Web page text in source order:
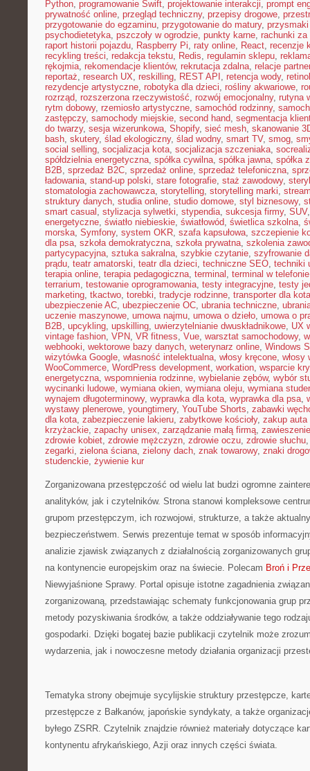
Python, programowanie Swift, projektowanie interakcji, prompt
prywatność online, przegląd techniczny, przepisy drogowe,
przygotowanie do egzaminu, przygotowanie do matury,
psychodietetyka, pszczoły w ogrodzie, punkty karne, rachunki za
raport historii pojazdu, Raspberry Pi, raty online, React, recenzje
recykling treści, redakcja tekstu, Redis, regulamin sklepu,
rękojmia, rekomendacje klientów, rekrutacja zdalna, relacje
reportaż, research UX, reskilling, REST API , retencja wody, retinol
rezydencje artystyczne, robotyka dla dzieci, rośliny akwariowe,
rozrząd, rozszerzona rzeczywistość, rozwój emocjonalny, rutyna
rytm dobowy, rzemiosło artystyczne, samochód rodzinny,
zastępczy, samochody miejskie, second hand, segmentacja
do twarzy, sesja wizerunkowa, Shopify, sieć mesh, skanowanie
bash, skutery, ślad ekologiczny, ślad wodny, smart TV, smog,
social selling, socjalizacja kota, socjalizacja szczeniaka,
spółdzielnia energetyczna, spółka cywilna, spółka jawna, spółka
B2B, sprzedaż B2C, sprzedaż online, sprzedaż telefoniczna,
ładowania, stand-up polski, stare fotografie, staż zawodowy,
stomatologia zachowawcza, storytelling, storytelling marki,
struktury danych, studia online, studio domowe, styl biznesowy,
smart casual , stylizacja sylwetki, stypendia, sukcesja firmy, SUV
energetyczne, światło niebieskie, światłowód, świetlica szkolna,
morska, Symfony, system OKR, szafa kapsułowa, szczepienie
dla psa, szkoła demokratyczna, szkoła prywatna, szkolenia
partycypacyjna, sztuka sakralna, szybkie czytanie, szyfrowanie
prądu, teatr amatorski, teatr dla dzieci, techniczne SEO, techniki
terapia online, terapia pedagogiczna, terminal , terminal w telefonie
terrarium, testowanie oprogramowania, testy integracyjne, testy
marketing, tkactwo, torebki, tradycje rodzinne, transporter dla kota
ubezpieczenie AC, ubezpieczenie OC, ubrania techniczne,
uczenie maszynowe, umowa najmu, umowa o dzieło, umowa o
B2B, upcykling, upskilling, uwierzytelnianie dwuskładnikowe, UX
vintage fashion, VPN, VR fitness, Vue, warsztat samochodowy,
webhooki, wektorowe bazy danych, weterynarz online, Windows
wizytówka Google, własność intelektualna, włosy kręcone, włosy
WooCommerce, WordPress development, workation, wsparcie
energetyczna, wspomnienia rodzinne, wybielanie zębów, wybór
wycinanki ludowe, wymiana okien, wymiana oleju, wymiana
wynajem długoterminowy, wyprawka dla kota, wyprawka dla psa,
wystawy plenerowe, youngtimery, YouTube Shorts, zabawki
dla kota, zabezpieczenie lakieru, zabytkowe kościoły, zakup auta
krzyżackie, zapachy unisex, zarządzanie małą firmą, zawieszenie
zdrowie kobiet, zdrowie mężczyzn, zdrowie oczu, zdrowie słuchu
zegarki, zielona ściana, zielony dach, znak towarowy, znaki
studenckie, żywienie kur
Zorganizowana przestępczość od wielu lat budzi ogromne
analityków, jak i czytelników. Strona stanowi kompleksowe
grupom przestępczym, ich rozwojowi, strukturze, a także
bezpieczeństwem. Serwis prezentuje temat w sposób
analizie zjawisk związanych z działalnością zorganizowanych
na kontynencie europejskim oraz na świecie. Polecam Broń i
Niewyjaśnione Sprawy. Portal opisuje istotne zagadnienia
zorganizowaną, przedstawiając schematy funkcjonowania grup
metody pozyskiwania środków, a także oddziaływanie tego
gospodarki. Dzięki bogatej bazie publikacji czytelnik może
wydarzenia, jak i nowoczesne metody działania organizacji
Tematyka strony obejmuje sycylijskie struktury przestępcze,
przestępcze z Bałkanów, japońskie syndykaty, a także
byłego ZSRR. Czytelnik znajdzie również materiały dotyczące
kontynentu afrykańskiego, Azji oraz innych części świata.